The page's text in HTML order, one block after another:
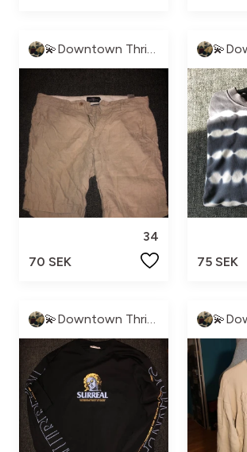
34
70 SEK
75 SEK